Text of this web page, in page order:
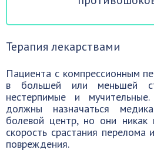
Терапия лекарствами
Пациента с компрессионным
в большей или меньшей
нестерпимые и
должны назначаться
болевой центр, но они никак
скорость срастания перелома
повреждения.